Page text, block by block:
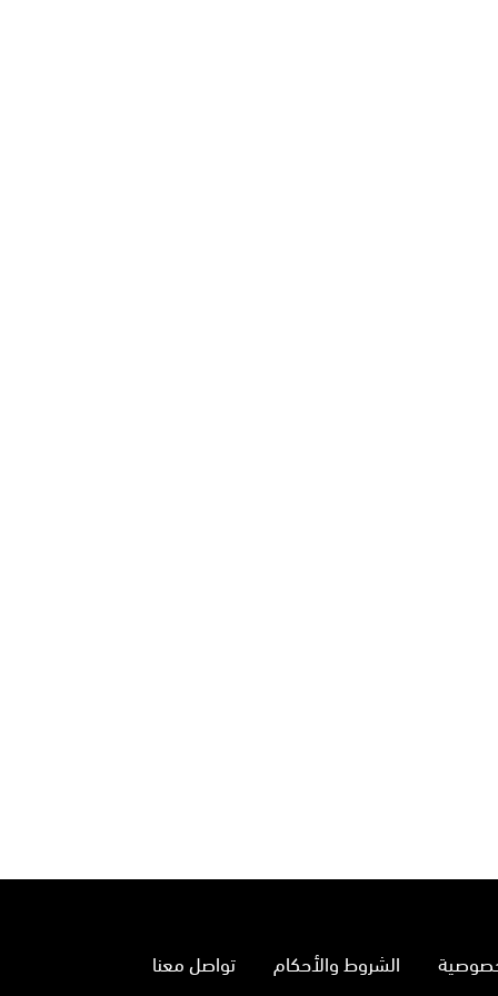
الشروط والأحكام
تواصل معنا